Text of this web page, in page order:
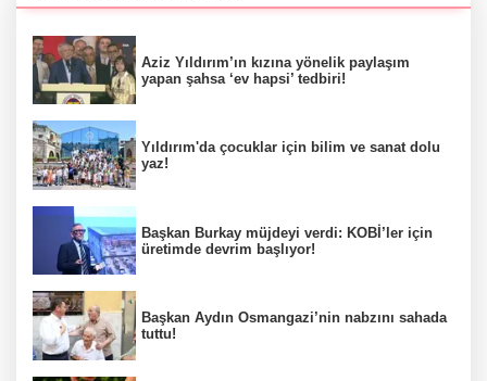
Aziz Yıldırım’ın kızına yönelik paylaşım
yapan şahsa ‘ev hapsi’ tedbiri!
Yıldırım'da çocuklar için bilim ve sanat dolu
yaz!
Başkan Burkay müjdeyi verdi: KOBİ’ler için
üretimde devrim başlıyor!
Başkan Aydın Osmangazi’nin nabzını sahada
tuttu!